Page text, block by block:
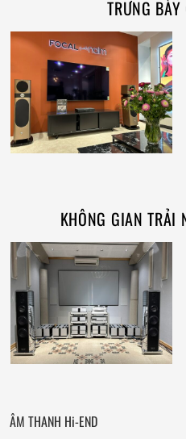
TRƯNG
KHÔNG GIAN TRẢI
ÂM THANH Hi-END